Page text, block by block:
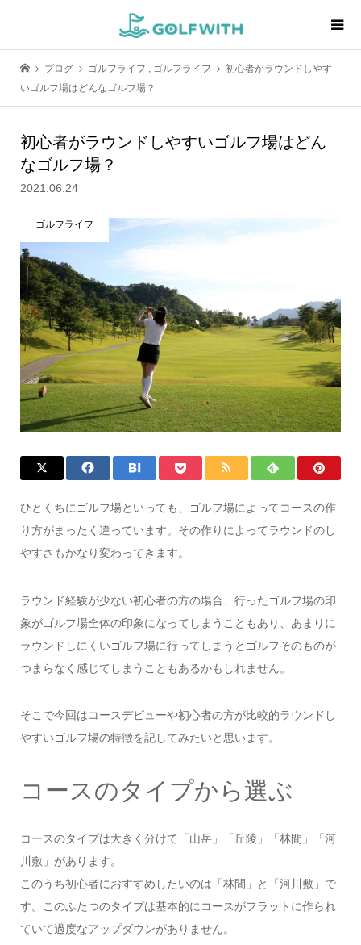
ブログ ゴルフライフ , ゴルフライフ
初心者がラウンドしやす
いゴルフ場はどんなゴルフ場？
初心者がラウンドしやすいゴルフ場はどん
なゴルフ場？
2021.06.24
ゴルフライフ
ひとくちにゴルフ場といっても、ゴルフ場によってコースの作
り方がまったく違っています。その作りによってラウンドのし
やすさもかなり変わってきます。
ラウンド経験が少ない初心者の方の場合、行ったゴルフ場の印
象がゴルフ場全体の印象になってしまうこともあり、あまりに
ラウンドしにくいゴルフ場に行ってしまうとゴルフそのものが
つまらなく感じてしまうこともあるかもしれません。
そこで今回はコースデビューや初心者の方が比較的ラウンドし
やすいゴルフ場の特徴を記してみたいと思います。
コースのタイプから選ぶ
コースのタイプは大きく分けて「山岳」「丘陵」「林間」「河
川敷」があります。
このうち初心者におすすめしたいのは「林間」と「河川敷」で
す。このふたつのタイプは基本的にコースがフラットに作られ
ていて過度なアップダウンがありません。